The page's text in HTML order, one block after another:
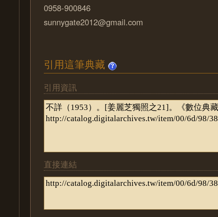
0958-900846
sunnygate2012@gmail.com
引用這筆典藏
引用資訊
直接連結